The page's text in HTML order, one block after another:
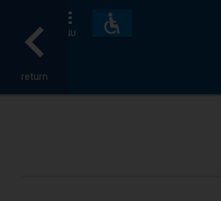
return
MENU
Accessibility
and